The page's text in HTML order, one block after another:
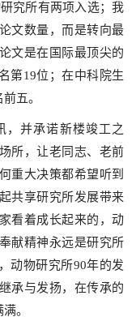
究所有两项入选；我
文数量，而是转向最
文是在国际最顶尖的
第19位；在中科院生
五。
，并承诺新楼竣工之
所，让老同志、老前
重大决策都希望听到
共享研究所发展带来
看着成长起来的，动
献精神永远是研究所
动物研究所90年的发
承与发扬，在传承的
。